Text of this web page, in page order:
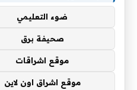
ضوء التعليمي
صحيفة برق
موقع اشراقات
موقع اشراق اون لاين